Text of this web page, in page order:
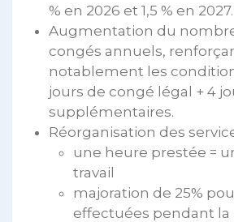
% en 2026 et 1,5 % en 2027.
Augmentation du
congés annuels,
notablement les
jours de congé légal + 4
supplémentaires.
Réorganisation des
une heure prestée =
travail
majoration de 25%
effectuées pendant la